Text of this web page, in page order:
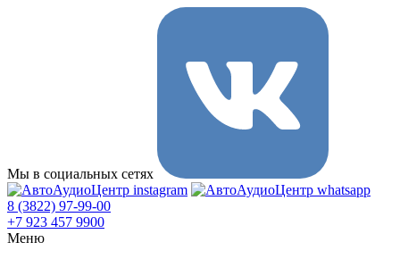
Мы в социальных сетях
8 (3822) 97-99-00
+7 923 457 9900
Меню